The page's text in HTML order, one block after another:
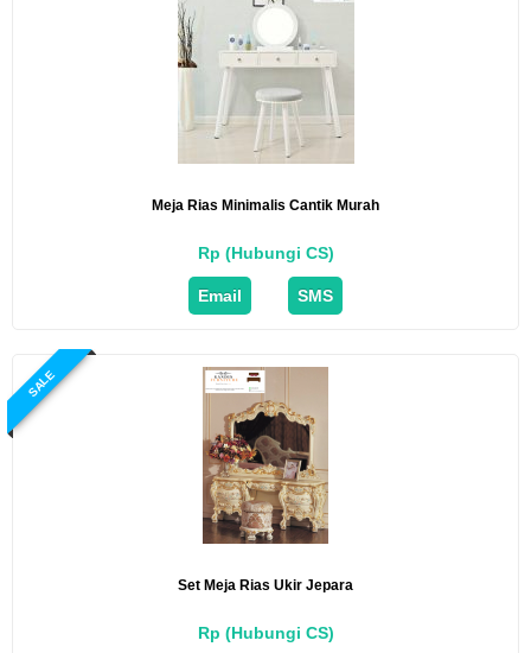
Meja Rias Minimalis Cantik Murah
Rp (Hubungi CS)
Email SMS
SALE
Set Meja Rias Ukir Jepara
Rp (Hubungi CS)